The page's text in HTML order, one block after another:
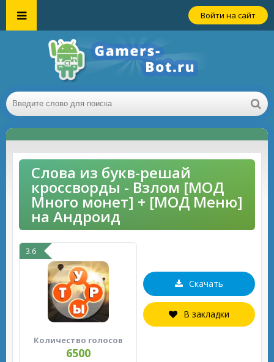
Войти на сайт
Слова из букв-решай
кроссворды - Взлом [МОД
Много монет] + [МОД Меню]
на Андроид
3.6
Количество голосов
6500
Скачать
В закладки